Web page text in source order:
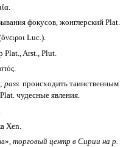
фокусов, жонглерский Plat.
Luc.).
Plat., Arst., Plut.
pass. происходить таинственным
чудесные явления.
Xen.
торговый центр в Сирии на р.